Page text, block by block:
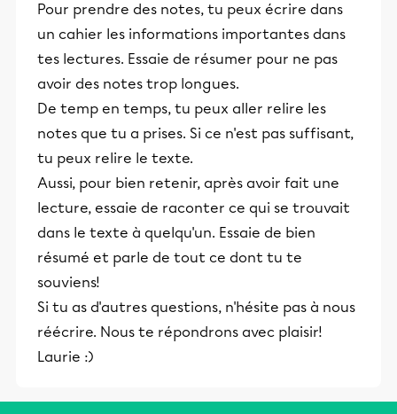
Pour prendre des notes, tu peux écrire dans
un cahier les informations importantes dans
tes lectures. Essaie de résumer pour ne pas
avoir des notes trop longues.
De temp en temps, tu peux aller relire les
notes que tu a prises. Si ce n'est pas suffisant,
tu peux relire le texte.
Aussi, pour bien retenir, après avoir fait une
lecture, essaie de raconter ce qui se trouvait
dans le texte à quelqu'un. Essaie de bien
résumé et parle de tout ce dont tu te
souviens!
Si tu as d'autres questions, n'hésite pas à nous
réécrire. Nous te répondrons avec plaisir!
Laurie :)